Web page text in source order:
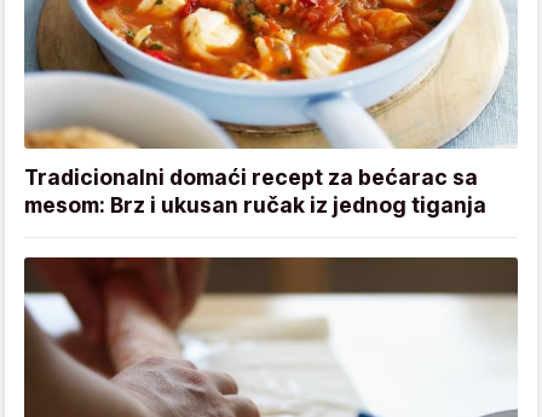
Tradicionalni domaći recept za bećarac sa
mesom: Brz i ukusan ručak iz jednog tiganja